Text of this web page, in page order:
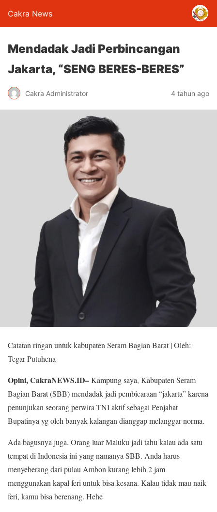
Cakra News
Mendadak Jadi Perbincangan
Jakarta, “SENG BERES-BERES”
Cakra Administrator 4 tahun ago
Catatan ringan untuk kabupaten Seram Bagian Barat | Oleh:
Tegar Putuhena
Opini, CakraNEWS.ID–Kampung saya, Kabupaten Seram
Bagian Barat (SBB) mendadak jadi pembicaraan “jakarta” karena
penunjukan seorang perwira TNI aktif sebagai Penjabat
Bupatinya yg oleh banyak kalangan dianggap melanggar norma.
Ada bagusnya juga. Orang luar Maluku jadi tahu kalau ada satu
tempat di Indonesia ini yang namanya SBB. Anda harus
menyeberang dari pulau Ambon kurang lebih 2 jam
menggunakan kapal feri untuk bisa kesana. Kalau tidak mau naik
feri, kamu bisa berenang. Hehe